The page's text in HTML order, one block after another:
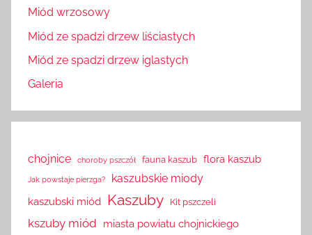
Miód wrzosowy
Miód ze spadzi drzew liściastych
Miód ze spadzi drzew iglastych
Galeria
chojnice choroby pszczół fauna kaszub flora kaszub
Jak powstaje pierzga? kaszubskie miody
kaszubski miód Kaszuby Kit pszczeli
kszuby miód miasta powiatu chojnickiego